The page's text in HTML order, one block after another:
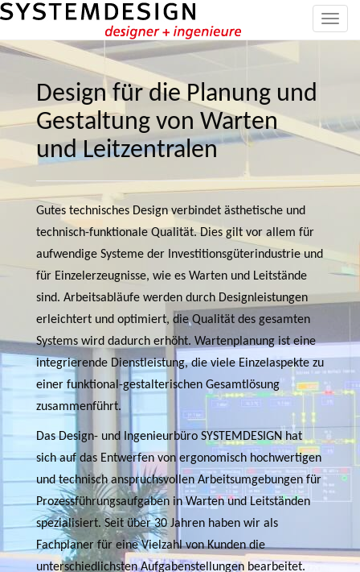
T
o
n
i
n
Design für die Planung und
Gestaltung von Warten
und Leitzentralen
Gutes technisches Design verbindet ästhetische und
technisch-funktionale Qualität. Dies gilt vor allem für
aufwendige Systeme der Investitionsgüterindustrie und
für Einzelerzeugnisse, wie es Warten und Leitstände
sind. Arbeitsabläufe werden durch Designleistungen
erleichtert und optimiert, die Qualität des gesamten
Systems wird dadurch erhöht. Wartenplanung ist eine
integrierende Dienstleistung, die viele Einzelaspekte zu
einer funktional-gestalterischen Gesamtlösung
zusammenführt.
Das Design- und Ingenieurbüro SYSTEMDESIGN hat
sich auf das Entwerfen von ergonomisch hochwertigen
und technisch anspruchsvollen Arbeitsumgebungen für
Prozessführungsaufgaben in Warten und Leitständen
spezialisiert. Seit über 30 Jahren haben wir als
Fachplaner für eine Vielzahl von Kunden die
unterschiedlichsten Aufgabenstellungen bearbeitet.